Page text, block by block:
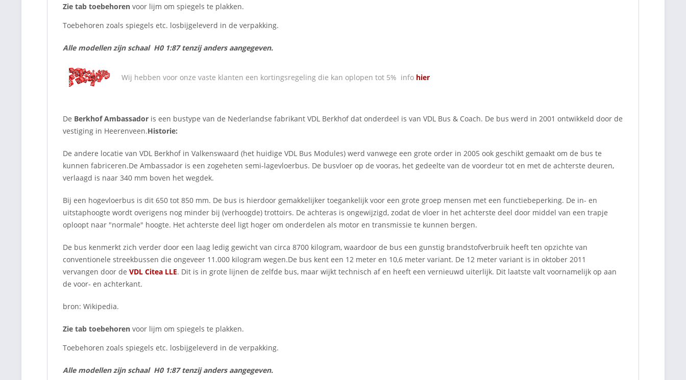
Zie tab toebehoren voor lijm om spiegels te plakken.
Toebehoren zoals spiegels etc. losbijgeleverd in de verpakking.
Alle modellen zijn schaal H0 1:87 tenzij anders aangegeven.
Wij hebben voor onze vaste klanten een kortingsregeling die kan oplopen tot 5% info hier
De Berkhof Ambassador is een bustype van de Nederlandse fabrikant VDL Berkhof dat onderdeel is van VDL Bus & Coach. De bus werd in 2001 ontwikkeld door de
vestiging in Heerenveen.Historie:
De andere locatie van VDL Berkhof in Valkenswaard (het huidige VDL Bus Modules) werd vanwege een grote order in 2005 ook geschikt gemaakt om de bus te
kunnen fabriceren.De Ambassador is een zogeheten semi-lagevloerbus. De busvloer op de vooras, het gedeelte van de voordeur tot en met de achterste deuren,
verlaagd is naar 340 mm boven het wegdek.
Bij een hogevloerbus is dit 650 tot 850 mm. De bus is hierdoor gemakkelijker toegankelijk voor een grote groep mensen met een functiebeperking. De in- en
uitstaphoogte wordt overigens nog minder bij (verhoogde) trottoirs. De achteras is ongewijzigd, zodat de vloer in het achterste deel door middel van een trapje
oploopt naar "normale" hoogte. Het achterste deel ligt hoger om onderdelen als motor en transmissie te kunnen bergen.
De bus kenmerkt zich verder door een laag ledig gewicht van circa 8700 kilogram, waardoor de bus een gunstig brandstofverbruik heeft ten opzichte van
conventionele streekbussen die ongeveer 11.000 kilogram wegen.De bus kent een 12 meter en 10,6 meter variant. De 12 meter variant is in oktober 2011
vervangen door de VDL Citea LLE. Dit is in grote lijnen de zelfde bus, maar wijkt technisch af en heeft een vernieuwd uiterlijk. Dit laatste valt voornamelijk op aan
de voor- en achterkant.
bron: Wikipedia.
Zie tab toebehoren voor lijm om spiegels te plakken.
Toebehoren zoals spiegels etc. losbijgeleverd in de verpakking.
Alle modellen zijn schaal H0 1:87 tenzij anders aangegeven.